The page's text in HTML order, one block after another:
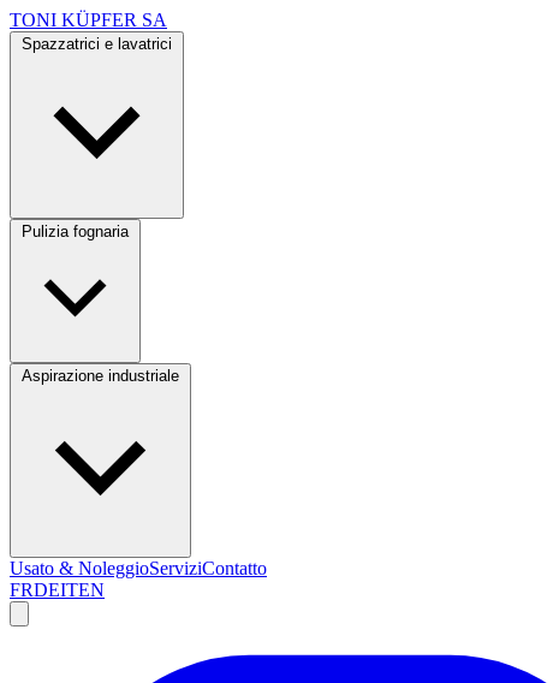
TONI KÜPFER SA
Pulizia fognaria
Usato & NoleggioServiziContatto
FRDEITEN